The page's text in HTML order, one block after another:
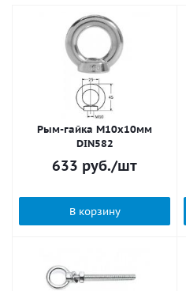
Рым-гайка M10х10мм
DIN582
633 руб./шт
В корзину